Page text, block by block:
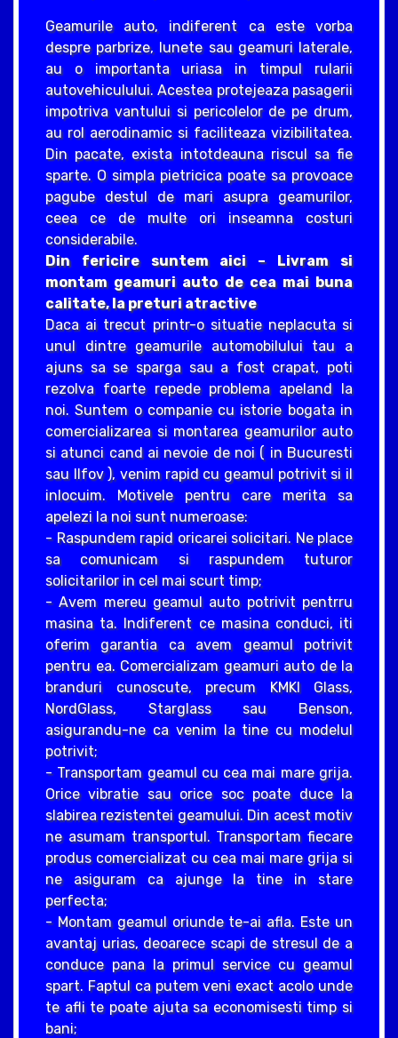
Geamurile auto, indiferent ca este vorba
despre parbrize, lunete sau geamuri laterale,
au o importanta uriasa in timpul rularii
autovehiculului. Acestea protejeaza pasagerii
impotriva vantului si pericolelor de pe drum,
au rol aerodinamic si faciliteaza vizibilitatea.
Din pacate, exista intotdeauna riscul sa fie
sparte. O simpla pietricica poate sa provoace
pagube destul de mari asupra geamurilor,
ceea ce de multe ori inseamna costuri
considerabile.
Din fericire suntem aici – Livram si
montam geamuri auto de cea mai buna
calitate, la preturi atractive
Daca ai trecut printr-o situatie neplacuta si
unul dintre geamurile automobilului tau a
ajuns sa se sparga sau a fost crapat, poti
rezolva foarte repede problema apeland la
noi. Suntem o companie cu istorie bogata in
comercializarea si montarea geamurilor auto
si atunci cand ai nevoie de noi ( in Bucuresti
sau Ilfov ), venim rapid cu geamul potrivit si il
inlocuim. Motivele pentru care merita sa
apelezi la noi sunt numeroase:
- Raspundem rapid oricarei solicitari. Ne place
sa comunicam si raspundem tuturor
solicitarilor in cel mai scurt timp;
- Avem mereu geamul auto potrivit pentrru
masina ta. Indiferent ce masina conduci, iti
oferim garantia ca avem geamul potrivit
pentru ea. Comercializam geamuri auto de la
branduri cunoscute, precum KMKI Glass,
NordGlass, Starglass sau Benson,
asigurandu-ne ca venim la tine cu modelul
potrivit;
- Transportam geamul cu cea mai mare grija.
Orice vibratie sau orice soc poate duce la
slabirea rezistentei geamului. Din acest motiv
ne asumam transportul. Transportam fiecare
produs comercializat cu cea mai mare grija si
ne asiguram ca ajunge la tine in stare
perfecta;
- Montam geamul oriunde te-ai afla. Este un
avantaj urias, deoarece scapi de stresul de a
conduce pana la primul service cu geamul
spart. Faptul ca putem veni exact acolo unde
te afli te poate ajuta sa economisesti timp si
bani;